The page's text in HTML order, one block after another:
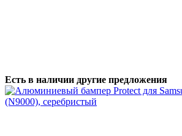
Есть в наличии другие предложения